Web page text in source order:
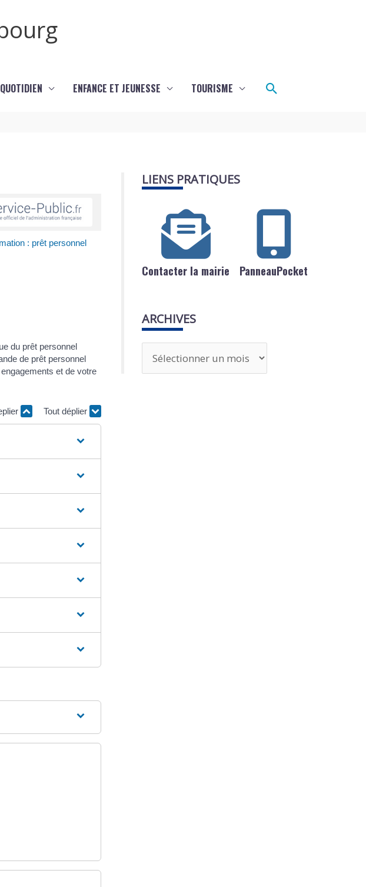
ENFANCE ET JEUNESSE TOURISME Rechercher
: prêt personnel
du prêt personnel
de prêt personnel
et de votre
Tout déplier
LIENS PRATIQUES
Contacter la mairie PanneauPocket
ARCHIVES
r